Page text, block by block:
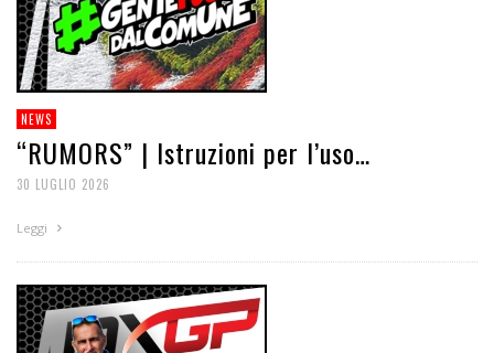
NEWS
“RUMORS” | Istruzioni per l’uso…
30 LUGLIO 2026
Leggi